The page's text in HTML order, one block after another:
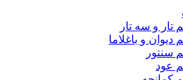
تار و سه تار
دیوان و باغلاما
سنتور
عود